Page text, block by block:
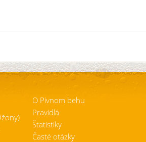
O Pivnom behu
Pravidlá
Štatistiky
Časté otázky